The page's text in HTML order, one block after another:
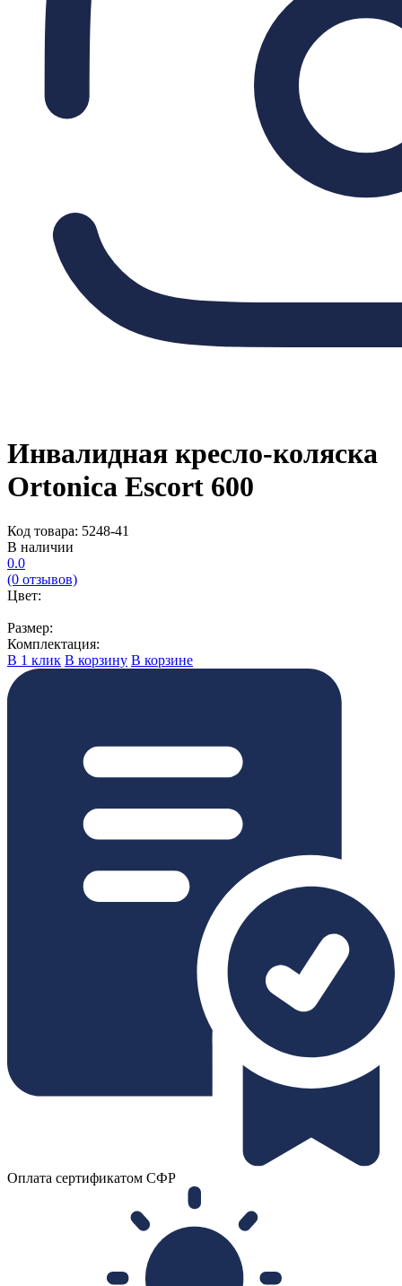
Инвалидная кресло-коляска
Ortonica Escort 600
Код товара: 5248-41
В наличии
0.0
(0 отзывов)
Цвет:
Размер:
Комплектация:
В 1 клик В корзину В корзине
Оплата сертификатом СФР